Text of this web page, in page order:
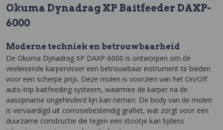
Okuma Dynadrag XP Baitfeeder DAXP-
6000
Moderne techniek en betrouwbaarheid
De Okuma Dynadrag XP DAXP-6000 is ontworpen om de
veeleisende karpervisser een betrouwbaar instrument te bieden
voor een scherpe prijs. Deze molen is voorzien van het On/Off
auto-trip baitfeeding systeem, waarmee de karper na de
aasopname ongehinderd lijn kan nemen. De body van de molen
is vervaardigd uit corrosiebestendig grafiet, wat zorgt voor een
duurzame constructie die tegen een stootje kan tijdens